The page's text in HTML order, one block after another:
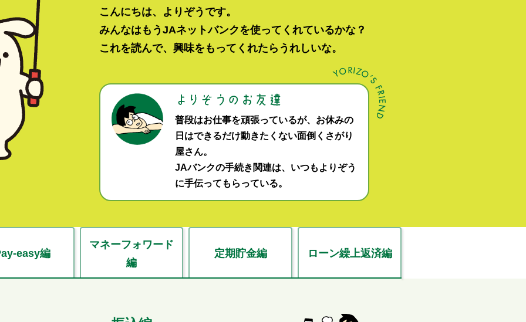
こんにちは、よりぞうです。
みんなはもうJAネットバンクを使ってくれているかな？
これを読んで、興味をもってくれたらうれしいな。
普段はお仕事を頑張っているが、お休みの
日はできるだけ動きたくない面倒くさがり
屋さん。
JAバンクの手続き関連は、いつもよりぞう
に手伝ってもらっている。
easy編
マネーフォワード
編
定期貯金編 ローン繰上返済編